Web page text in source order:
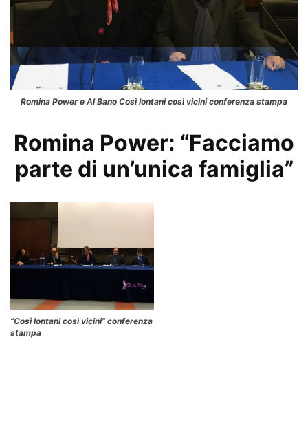
Romina Power e Al Bano Così lontani così vicini conferenza stampa
Romina Power: “Facciamo
parte di un’unica famiglia”
“Così lontani così vicini” conferenza
stampa